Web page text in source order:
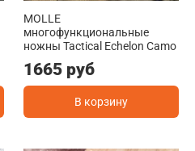
MOLLE
многофункциональные
ножны Tactical Echelon Camo
1665 руб
В корзину